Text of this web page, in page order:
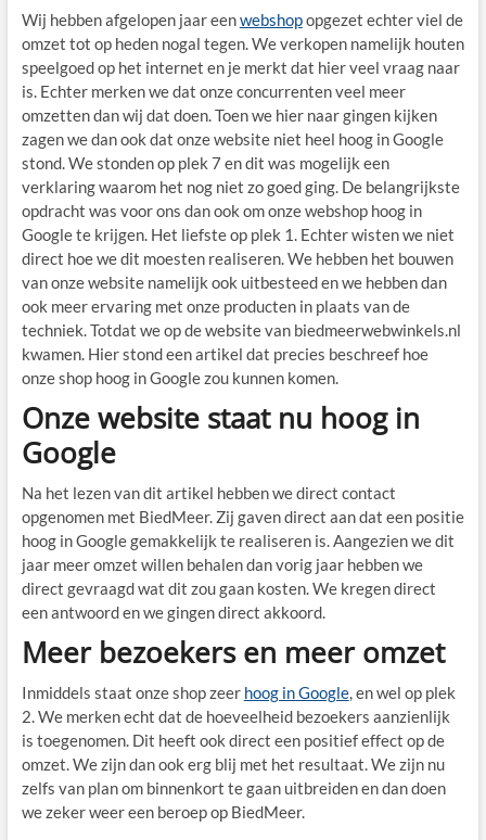
Wij hebben afgelopen jaar eenwebshopopgezet echter viel de
omzet tot op heden nogal tegen. We verkopen namelijk houten
speelgoed op het internet en je merkt dat hier veel vraag naar
is. Echter merken we dat onze concurrenten veel meer
omzetten dan wij dat doen. Toen we hier naar gingen kijken
zagen we dan ook dat onze website niet heel hoog in Google
stond. We stonden op plek 7 en dit was mogelijk een
verklaring waarom het nog niet zo goed ging. De belangrijkste
opdracht was voor ons dan ook om onze webshop hoog in
Google te krijgen. Het liefste op plek 1. Echter wisten we niet
direct hoe we dit moesten realiseren. We hebben het bouwen
van onze website namelijk ook uitbesteed en we hebben dan
ook meer ervaring met onze producten in plaats van de
techniek. Totdat we op de website van biedmeerwebwinkels.nl
kwamen. Hier stond een artikel dat precies beschreef hoe
onze shop hoog in Google zou kunnen komen.
Onze website staat nu hoog in
Google
Na het lezen van dit artikel hebben we direct contact
opgenomen met BiedMeer. Zij gaven direct aan dat een positie
hoog in Google gemakkelijk te realiseren is. Aangezien we dit
jaar meer omzet willen behalen dan vorig jaar hebben we
direct gevraagd wat dit zou gaan kosten. We kregen direct
een antwoord en we gingen direct akkoord.
Meer bezoekers en meer omzet
Inmiddels staat onze shop zeer hoog in Google, en wel op plek
2. We merken echt dat de hoeveelheid bezoekers aanzienlijk
is toegenomen. Dit heeft ook direct een positief effect op de
omzet. We zijn dan ook erg blij met het resultaat. We zijn nu
zelfs van plan om binnenkort te gaan uitbreiden en dan doen
we zeker weer een beroep op BiedMeer.